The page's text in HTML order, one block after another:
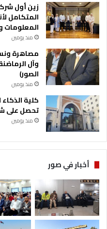
زين أول
المتكامل
المعلومات
منذ يومين
مصاهرة
وآل
الصور)
منذ يومين
كلية
تحصل على
منذ يومين
أخبار في صور